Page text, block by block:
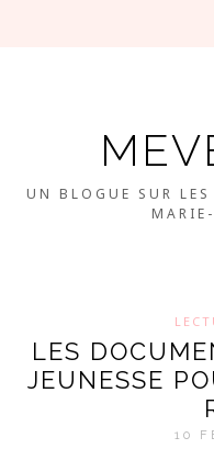
UN BLOGUE SUR
LES
JEUNESSE
10